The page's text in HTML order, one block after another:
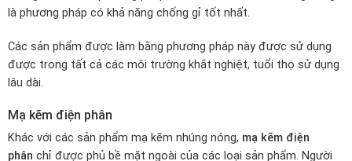
là phương pháp có khả năng chống gỉ tốt nhất.
Các sản phẩm được làm bằng phương pháp này được sử dụng
được trong tất cả các môi trường khắt nghiệt, tuổi thọ sử dụng
lâu dài.
Mạ kẽm điện phân
Khác với các sản phẩm mạ kẽm nhúng nóng, mạ kẽm điện
phân chỉ được phủ bề mặt ngoài của các loại sản phẩm. Người